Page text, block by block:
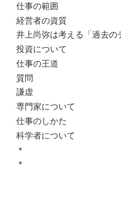
仕事の範囲
経営者の資質
井上尚弥は考える「過去の
投資について
仕事の王道
質問
謙虚
専門家について
仕事のしかた
科学者について
＊
＊